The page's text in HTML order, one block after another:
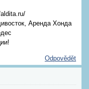
Аренда Хонда
Odpovědět